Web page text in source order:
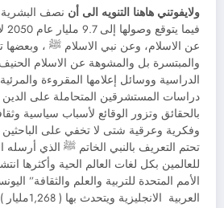
ولايفوتني هاهنا التنويه الى أن
عن الاسلام، وعن نبي الاسلام ﷺ ، وبعضها
والمبتسرة بل والمشوهة عن الاسلام
الدراسية ووسائل إعلامها المقروءة
دراسات المستشرقين المتحاملة على الدين
بالحقائق وتزور الوقائع لأسباب سياسية
وفكرية وعرقية شتى لا تخفي على الباحثين
تحتم التعريف بالنبي الخاتم ﷺ الذي
للعالمين بكل لغات العالم الحية وأكثرها
الأمم المتحدة للتربية والعلم والثقافة”
العربية